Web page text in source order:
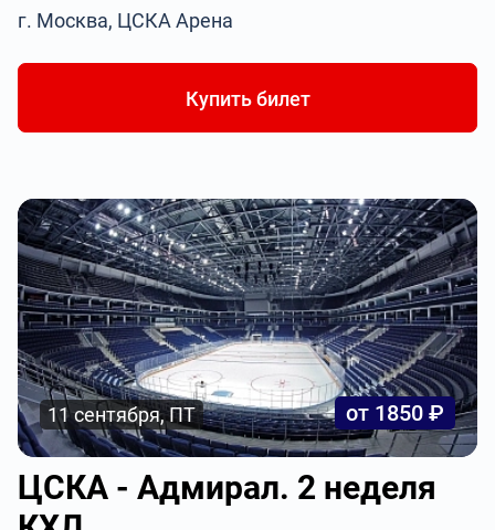
г. Москва, ЦСКА Арена
Купить билет
11 сентября, ПТ от 1850 ₽
ЦСКА - Адмирал. 2 неделя